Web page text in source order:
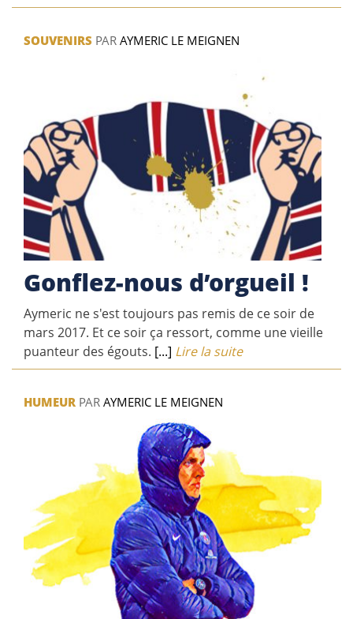
SOUVENIRS PAR AYMERIC LE MEIGNEN
Gonflez-nous d’orgueil !
Aymeric ne s'est toujours pas remis de ce soir de
mars 2017. Et ce soir ça ressort, comme une vieille
puanteur des égouts. [...] Lire la suite
HUMEUR PAR AYMERIC LE MEIGNEN